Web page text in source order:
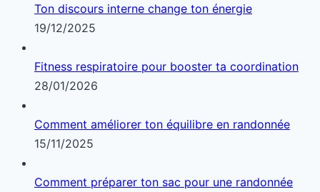
Ton discours interne change ton énergie
19/12/2025
Fitness respiratoire pour booster ta coordination
28/01/2026
Comment améliorer ton équilibre en randonnée
15/11/2025
Comment préparer ton sac pour une randonnée